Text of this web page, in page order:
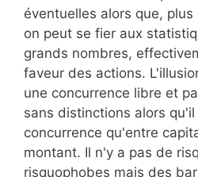
éventuelles alors que,
on peut se fier aux
grands nombres,
faveur des actions.
une concurrence libre et
sans distinctions alors
concurrence qu'entre
montant. Il n'y a pas de
risquophobes mais des